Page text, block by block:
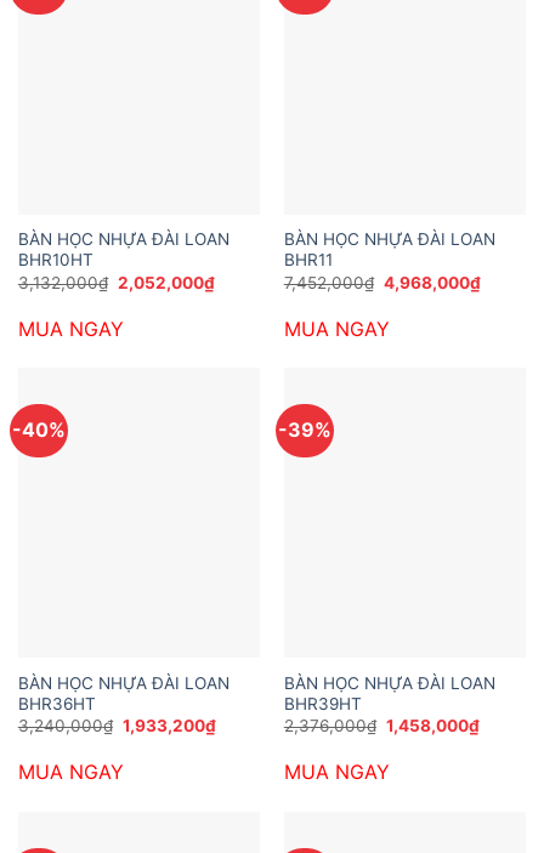
BÀN HỌC NHỰA ĐÀI LOAN
BHR10HT
3,132,000₫ Giá
gốc
3,132,000₫.
2,052,000₫Giá
hiện
MUA NGAY
BÀN HỌC NHỰA ĐÀI LOAN
BHR11
7,452,000₫ Giá
gốc
7,452,000₫.
4,968,000₫Giá
hiện
MUA NGAY
-40%
BÀN HỌC NHỰA ĐÀI LOAN
BHR36HT
3,240,000₫ Giá
gốc
3,240,000₫.
1,933,200₫Giá
hiện
MUA NGAY
-39%
BÀN HỌC NHỰA ĐÀI LOAN
BHR39HT
2,376,000₫ Giá
gốc
2,376,000₫.
1,458,000₫Giá
hiện
MUA NGAY